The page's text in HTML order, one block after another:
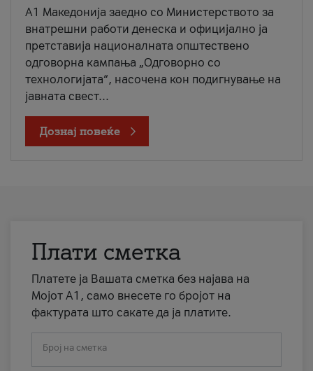
A1 Македонија заедно со Министерството за
внатрешни работи денеска и официјално ја
претставија националната општествено
одговорна кампања „Одговорно со
технологијата“, насочена кон подигнување на
јавната свест...
Дознај повеќе
Плати сметка
Платете ја Вашата сметка без најава на
Мојот А1, само внесете го бројот на
фактурата што сакате да ја платите.
Број на сметка